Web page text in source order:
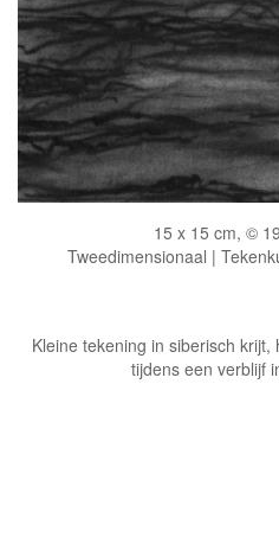
15 x 15 cm, ©
Tweedimensionaal |
Kleine tekening in siberisch
tijdens een verblijf